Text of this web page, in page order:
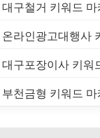
구철거 키워드
라인광고대행사
구포장이사 키워
천금형 키워드